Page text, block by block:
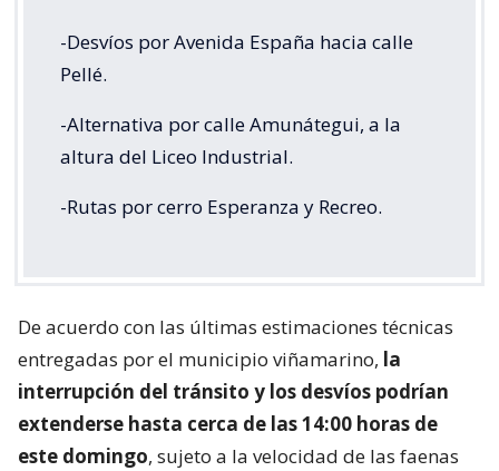
-Desvíos por Avenida España hacia calle
Pellé.
-Alternativa por calle Amunátegui, a la
altura del Liceo Industrial.
-Rutas por cerro Esperanza y Recreo.
De acuerdo con las últimas estimaciones técnicas
entregadas por el municipio viñamarino, la
interrupción del tránsito y los desvíos podrían
extenderse hasta cerca de las 14:00 horas de
este domingo, sujeto a la velocidad de las faenas